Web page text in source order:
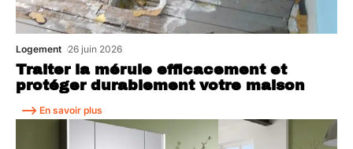
Traiter la mérule efficacement et
protéger durablement votre maison
Logement 26 juin 2026
En savoir plus